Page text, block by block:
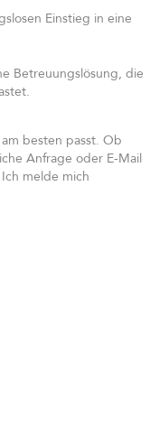
Einstieg in eine
Betreuungslösung, die
besten passt. Ob
Anfrage oder E-Mail
melde mich